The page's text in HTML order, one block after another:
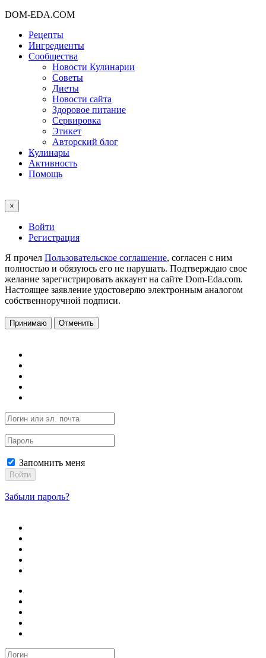
DOM-EDA.COM
Рецепты
Ингредиенты
Сообщества
Новости Кулинарии
Советы
Диеты
Новости сайта
Здоровое питание
Сервировка
Этикет
Авторский блог
Кулинары
Активность
Помощь
×
Войти
Регистрация
Я прочел Пользовательское соглашение, согласен с ним
полностью и обязуюсь его не нарушать. Подтверждаю свое
желание зарегистрировать аккаунт на сайте Dom-Eda.com.
Настоящее заявление удостоверяю электронным аналогом
собственноручной подписи.
Принимаю Отменить
Запомнить меня
Войти
Забыли пароль?